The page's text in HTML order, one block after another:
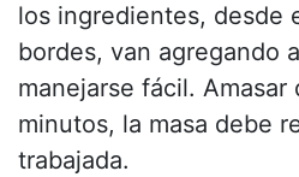
los ingredientes, desde
bordes, van agregando
manejarse fácil.
minutos, la masa debe
trabajada.